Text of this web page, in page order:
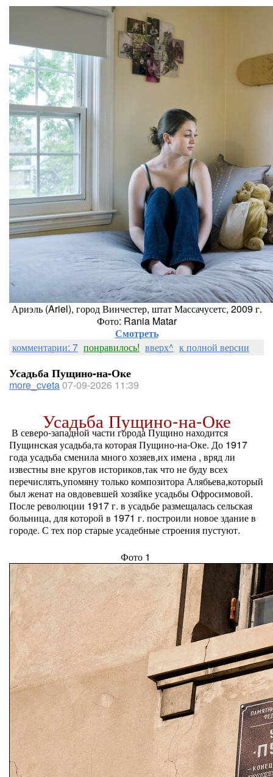
Ариэль (Ariel), город Винчестер, штат Массачусетс, 2009 г.
Фото: Rania Matar
Смотреть
комментарии: 7 понравилось! вверх^ к полной версии
Усадьба Пущино-на-Оке
more_cveta07-09-2026 11:39
Усадьба Пущино-на-Оке
В северо-западной части города Пущино находится
Пущинская усадьба,та которая Пущино-на-Оке. До 1917
года усадьба сменила много хозяев,их имена , вряд ли
известны вне кругов историков,так что не буду всех
перечислять,упомяну только композитора Алябьева,который
был женат на овдовевшей хозяйке усадьбы Офросимовой.
После революции 1917 г. в усадьбе размещалась сельская
больница, для которой в 1971 г. построили новое здание в
городе. С тех пор старые усадебные строения пустуют.
Фото 1